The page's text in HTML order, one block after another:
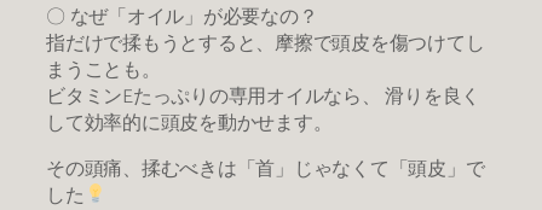
〇 なぜ「オイル」が必要なの？
指だけで揉もうとすると、摩擦で頭皮を傷つけてし
まうことも。
ビタミンEたっぷりの専用オイルなら、 滑りを良く
して効率的に頭皮を動かせます。
その頭痛、揉むべきは「首」じゃなくて「頭皮」で
した